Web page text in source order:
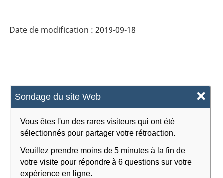
Sondage du site Web ×
Vous êtes l'un des rares visiteurs qui ont été
sélectionnés pour partager votre rétroaction.
Veuillez prendre moins de 5 minutes à la fin de
votre visite pour répondre à 6 questions sur votre
expérience en ligne.
Date de modification : 2019-09-18